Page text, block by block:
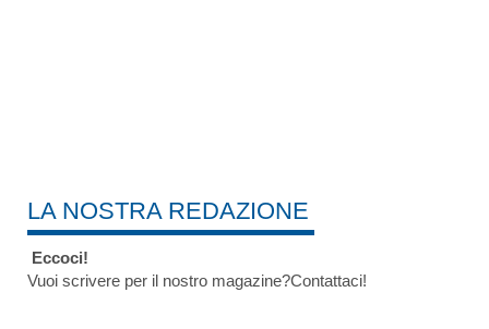
LA NOSTRA REDAZIONE
Eccoci!
Vuoi scrivere per il nostro magazine?Contattaci!